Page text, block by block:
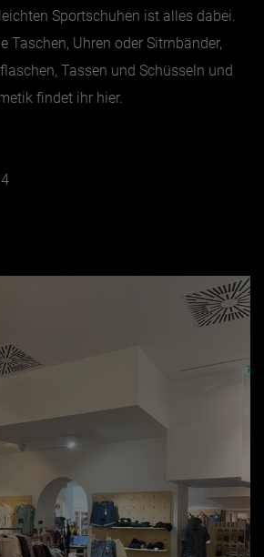
Sportschuhen ist alles dabei.
Taschen, Uhren oder Sitrnbänder,
Tassen und Schüsseln und
findet ihr hier.